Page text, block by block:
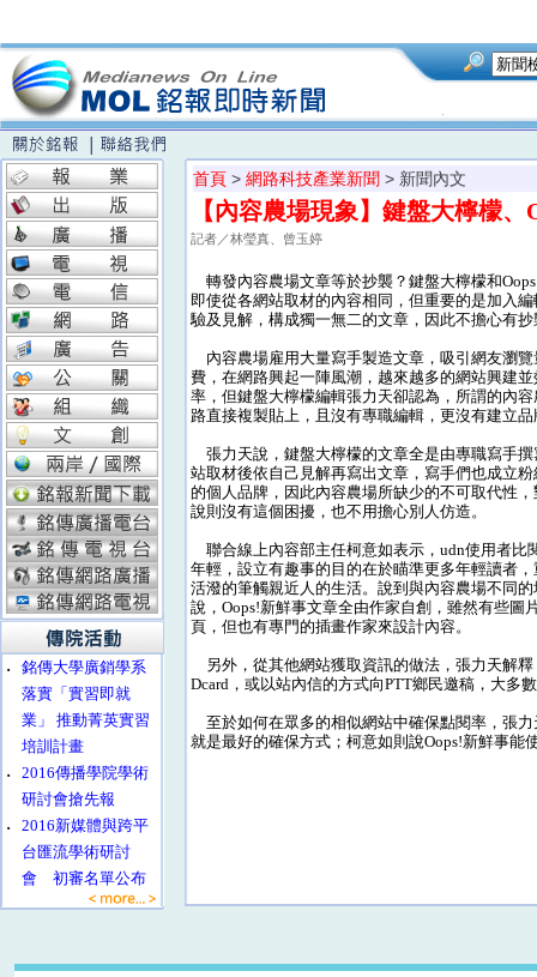
‧
銘傳大學廣銷學系
落實「實習即就
業」 推動菁英實習
培訓計畫
‧
2016傳播學院學術
研討會搶先報
‧
2016新媒體與跨平
台匯流學術研討
會 初審名單公布
首頁 > 網路科技產業新聞 > 新聞內文
【內容農場現象】鍵盤大檸檬
記者／林瑩真、曾玉婷
轉發內容農場文章等於抄襲？鍵盤大檸檬和
即使從各網站取材的內容相同，但重要的是加入
驗及見解，構成獨一無二的文章，因此不擔心有
內容農場雇用大量寫手製造文章，吸引網友瀏
費，在網路興起一陣風潮，越來越多的網站興建
率，但鍵盤大檸檬編輯張力天卻認為，所謂的內
路直接複製貼上，且沒有專職編輯，更沒有建立
張力天說，鍵盤大檸檬的文章全是由專職寫手
站取材後依自己見解再寫出文章，寫手們也成立
的個人品牌，因此內容農場所缺少的不可取代性
說則沒有這個困擾，也不用擔心別人仿造。
聯合線上內容部主任柯意如表示，udn使用者比
年輕，設立有趣事的目的在於瞄準更多年輕讀者
活潑的筆觸親近人的生活。說到與內容農場不同
說，Oops!新鮮事文章全由作家自創，雖然有些圖
頁，但也有專門的插畫作家來設計內容。
另外，從其他網站獲取資訊的做法，張力天解
Dcard，或以站內信的方式向PTT鄉民邀稿，大多
至於如何在眾多的相似網站中確保點閱率，張
就是最好的確保方式；柯意如則說Oops!新鮮事能